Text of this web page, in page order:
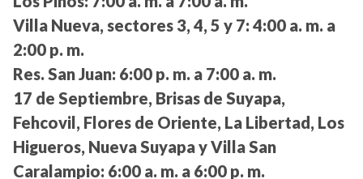
Villa Nueva, sectores 3, 4, 5 y 7: 4:00 a. m. a
2:00 p. m.
Res. San Juan: 6:00 p. m. a 7:00 a. m.
17 de Septiembre, Brisas de Suyapa,
Fehcovil, Flores de Oriente, La Libertad, Los
Higueros, Nueva Suyapa y Villa San
Caralampio: 6:00 a. m. a 6:00 p. m.